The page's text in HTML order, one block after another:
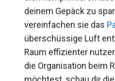
deinem Gepäck zu
vereinfachen sie das
überschüssige Luft
Raum effizienter
die Organisation beim